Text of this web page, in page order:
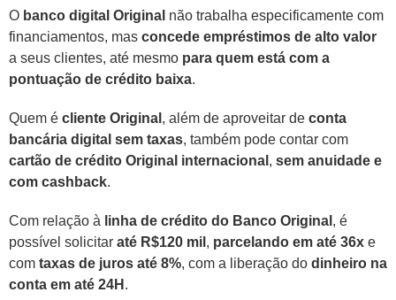
O banco digital Original não trabalha especificamente com
financiamentos, mas concede empréstimos de alto valor
a seus clientes, até mesmo para quem está com a
pontuação de crédito baixa.
Quem é cliente Original , além de aproveitar de conta
bancária digital sem taxas, também pode contar com
cartão de crédito Original internacional , sem anuidade e
com cashback.
Com relação à linha de crédito do Banco Original , é
possível solicitar até R$120 mil , parcelando em até 36x e
com taxas de juros até 8%, com a liberação do dinheiro na
conta em até 24H .